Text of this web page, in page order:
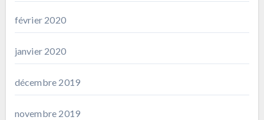
février 2020
janvier 2020
décembre 2019
novembre 2019